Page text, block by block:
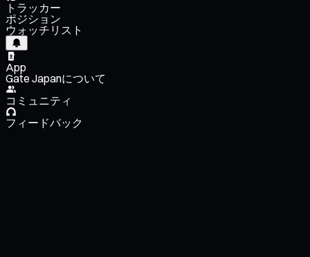
トラッカー
ポジション
ウォッチリスト
App
Gate Japanについて
コミュニティ
フィードバック